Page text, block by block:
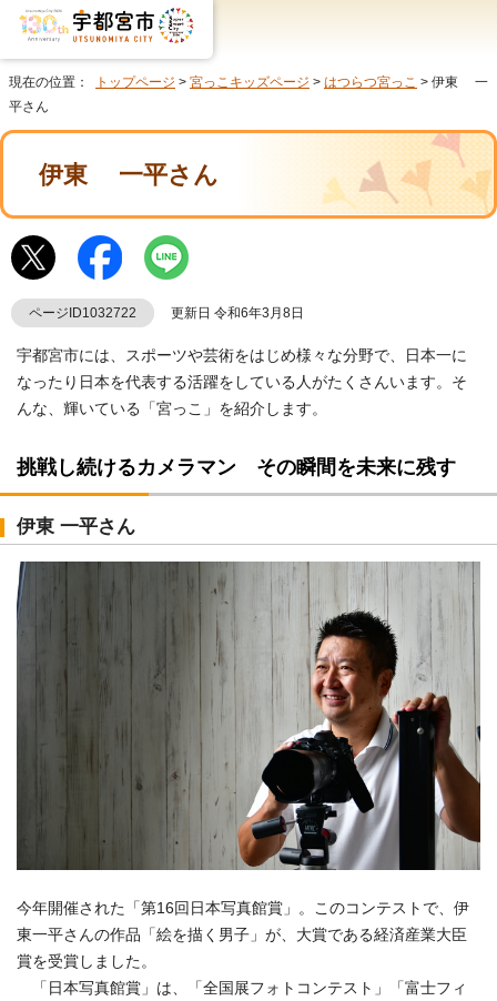
現在の位置： トップページ > 宮っこキッズページ > はつらつ宮っこ > 伊東 一
平さん
伊東 一平さん
ページID1032722 更新日 令和6年3月8日
宇都宮市には、スポーツや芸術をはじめ様々な分野で、日本一に
なったり日本を代表する活躍をしている人がたくさんいます。そ
んな、輝いている「宮っこ」を紹介します。
挑戦し続けるカメラマン その瞬間を未来に残す
伊東 一平さん
今年開催された「第16回日本写真館賞」。このコンテストで、伊
東一平さんの作品「絵を描く男子」が、大賞である経済産業大臣
賞を受賞しました。
「日本写真館賞」は、「全国展フォトコンテスト」「富士フィ